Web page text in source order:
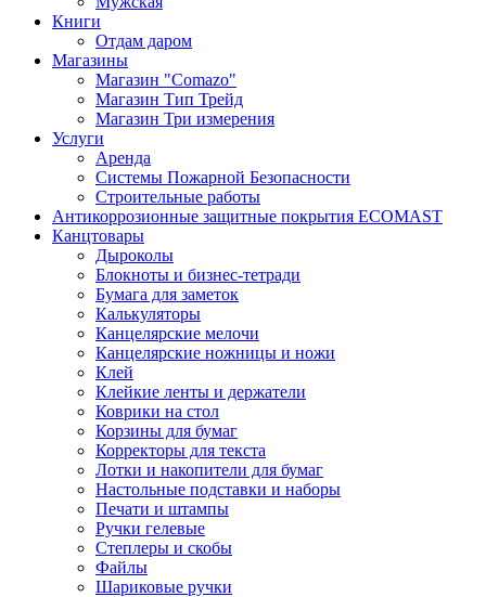
Книги
Отдам даром
Магазины
Магазин "Comazo"
Магазин Тип Трейд
Магазин Три измерения
Услуги
Аренда
Системы Пожарной Безопасности
Строительные работы
Антикоррозионные защитные покрытия ECOMAST
Канцтовары
Дыроколы
Блокноты и бизнес-тетради
Бумага для заметок
Калькуляторы
Канцелярские мелочи
Канцелярские ножницы и ножи
Клей
Клейкие ленты и держатели
Коврики на стол
Корзины для бумаг
Корректоры для текста
Лотки и накопители для бумаг
Настольные подставки и наборы
Печати и штампы
Ручки гелевые
Степлеры и скобы
Файлы
Шариковые ручки